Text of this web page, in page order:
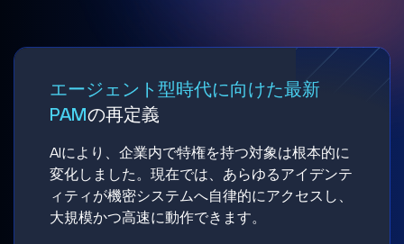
エージェント型時代に向けた最新
PAMの再定義
AIにより、企業内で特権を持つ対象は根本的に
変化しました。現在では、あらゆるアイデンテ
ィティが機密システムへ自律的にアクセスし、
大規模かつ高速に動作できます。